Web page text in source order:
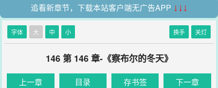
追看新章节，下载本站客户端无广告APP ↓↓↓
字体 大 中 小 换手 关灯
146 第 146 章-《察布尔的冬天》
上一章 目录 存书签 下一章